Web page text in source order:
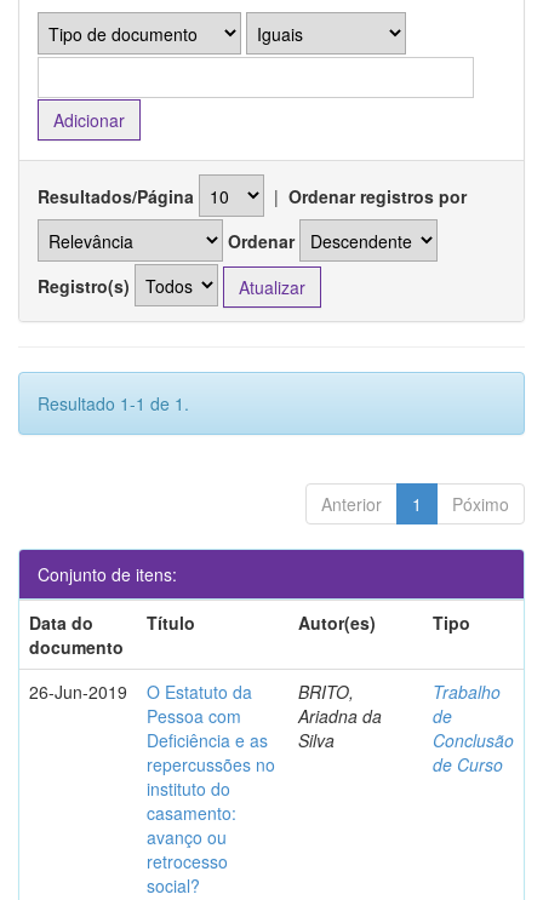
Resultados/Página | Ordenar registros por
Ordenar
Registro(s)
Resultado 1-1 de 1.
Anterior 1 Póximo
Conjunto de itens:
Data do
documento
Título Autor(es) Tipo
26-Jun-2019
O Estatuto da
Pessoa com
Deficiência e as
repercussões no
instituto do
casamento:
avanço ou
retrocesso
social?
BRITO,
Ariadna da
Silva
Trabalho
de
Conclusão
de Curso